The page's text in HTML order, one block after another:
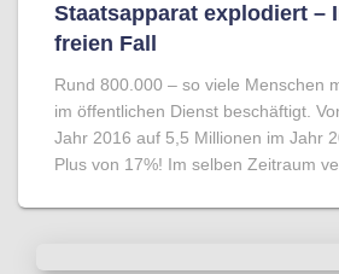
Staatsapparat explodiert –
freien Fall
Rund 800.000 – so viele Menschen
im öffentlichen Dienst beschäftigt.
Jahr 2016 auf 5,5 Millionen im Jahr
Plus von 17%! Im selben Zeitraum